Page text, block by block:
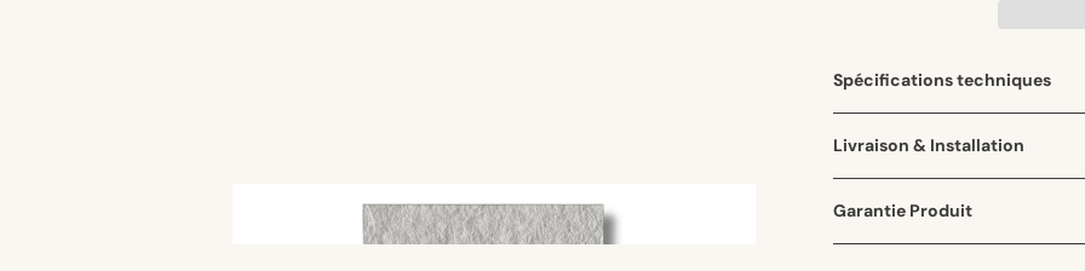
Spécifications techniques
Livraison & Installation
Garantie Produit